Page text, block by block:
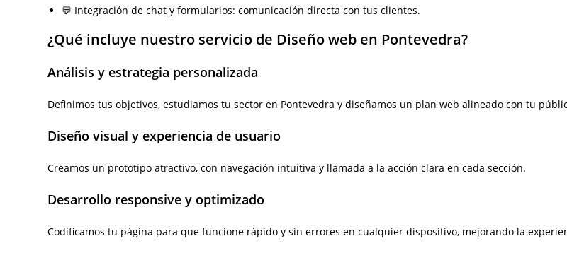
💬 Integración de chat y formularios: comunicación directa con tus clientes.
¿Qué incluye nuestro servicio de Diseño web en Pontevedra?
Análisis y estrategia personalizada
Definimos tus objetivos, estudiamos tu sector en Pontevedra y diseñamos un plan web alineado con tu
Diseño visual y experiencia de usuario
Creamos un prototipo atractivo, con navegación intuitiva y llamada a la acción clara en cada sección.
Desarrollo responsive y optimizado
Codificamos tu página para que funcione rápido y sin errores en cualquier dispositivo, mejorando la